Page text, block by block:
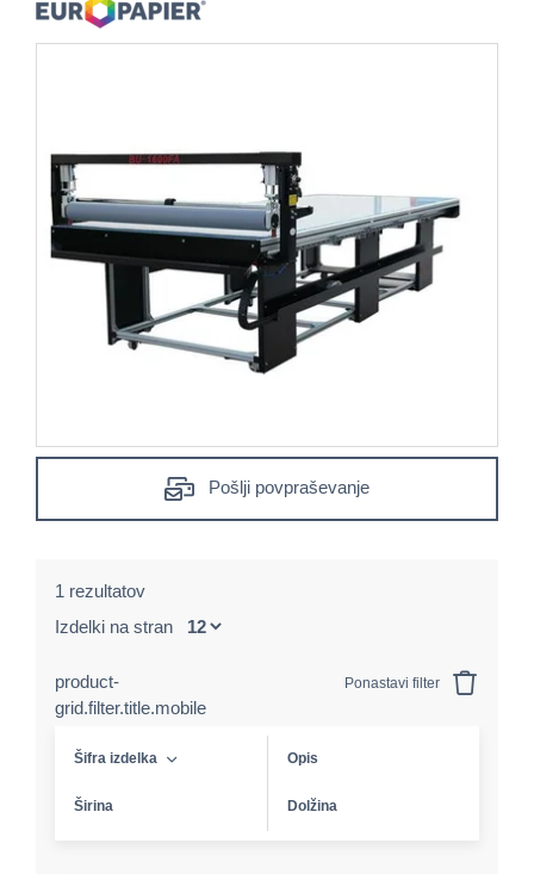
Pošlji povpraševanje
1 rezultatov
Izdelki na stran
product-
grid.filter.title.mobile
Ponastavi filter
Šifra izdelka Opis
Širina Dolžina